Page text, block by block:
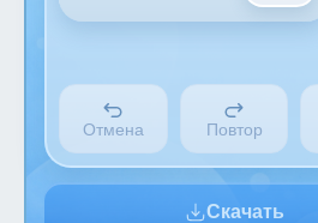
Отмена Повтор
Скачать